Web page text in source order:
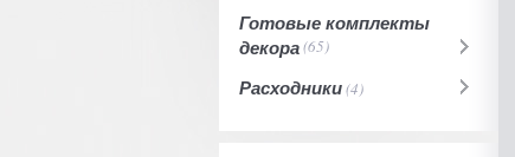
Готовые комплекты
декора(65)
Расходники(4)